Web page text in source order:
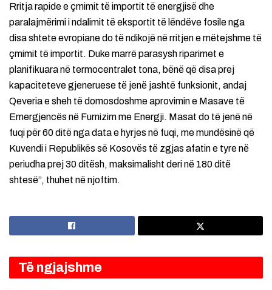
Rritja rapide e çmimit të importit të energjisë dhe
paralajmërimi i ndalimit të eksportit të lëndëve fosile nga
disa shtete evropiane do të ndikojë në rritjen e mëtejshme të
çmimit të importit. Duke marrë parasysh riparimet e
planifikuara në termocentralet tona, bënë që disa prej
kapaciteteve gjeneruese të jenë jashtë funksionit, andaj
Qeveria e sheh të domosdoshme aprovimin e Masave të
Emergjencës në Furnizim me Energji. Masat do të jenë në
fuqi për 60 ditë nga data e hyrjes në fuqi, me mundësinë që
Kuvendi i Republikës së Kosovës të zgjas afatin e tyre në
periudha prej 30 ditësh, maksimalisht deri në 180 ditë
shtesë”, thuhet në njoftim.
Të ngjajshme